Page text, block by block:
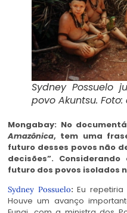
Sydney Possuelo
povo Akuntsu.
Mongabay: No
Amazônica, tem uma
futuro desses povos não
decisões”.
futuro dos povos isolados
Sydney Possuelo:Eu
Houve um avanço